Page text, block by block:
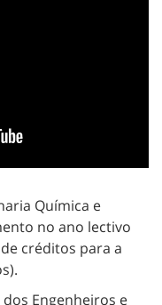
Química e
no ano lectivo
créditos para a
Engenheiros e